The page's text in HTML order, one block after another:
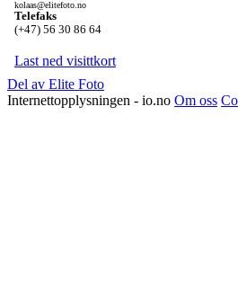
kolaas@elitefoto.no
Telefaks
(+47) 56 30 86 64
Last ned visittkort
Del av Elite Foto
Internettopplysningen - io.no Om oss